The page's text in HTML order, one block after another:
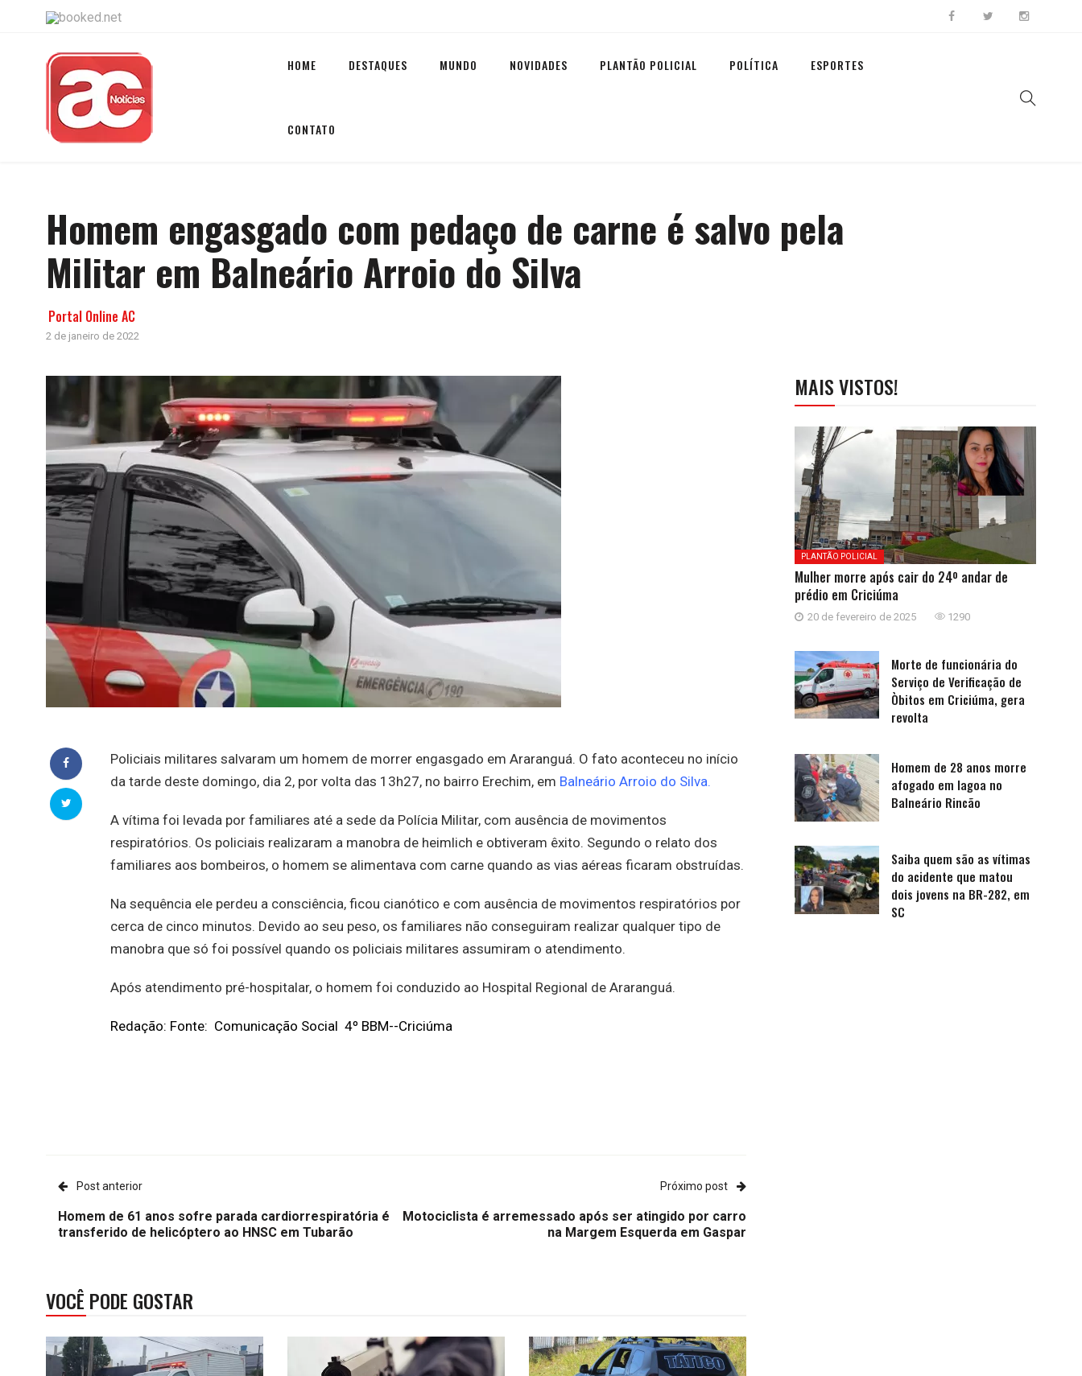
HOME DESTAQUES MUNDO NOVIDADES PLANTÃO POLICIAL POLÍTICA ESPORTES
CONTATO
Homem engasgado com pedaço de carne é salvo pela
Militar em Balneário Arroio do Silva
Portal Online AC
2 de janeiro de 2022
Policiais militares salvaram um homem de morrer engasgado em Araranguá. O fato aconteceu no início
da tarde deste domingo, dia 2, por volta das 13h27, no bairro Erechim, em Balneário Arroio do Silva.
A vítima foi levada por familiares até a sede da Polícia Militar, com ausência de movimentos
respiratórios. Os policiais realizaram a manobra de heimlich e obtiveram êxito. Segundo o relato dos
familiares aos bombeiros, o homem se alimentava com carne quando as vias aéreas ficaram obstruídas.
Na sequência ele perdeu a consciência, ficou cianótico e com ausência de movimentos respiratórios por
cerca de cinco minutos. Devido ao seu peso, os familiares não conseguiram realizar qualquer tipo de
manobra que só foi possível quando os policiais militares assumiram o atendimento.
Após atendimento pré-hospitalar, o homem foi conduzido ao Hospital Regional de Araranguá.
Redação: Fonte: Comunicação Social 4º BBM--Criciúma
Post anterior
Homem de 61 anos sofre parada cardiorrespiratória é
transferido de helicóptero ao HNSC em Tubarão
Próximo post
Motociclista é arremessado após ser atingido por carro
na Margem Esquerda em Gaspar
VOCÊ PODE GOSTAR
MAIS VISTOS!
PLANTÃO POLICIAL
Mulher morre após cair do 24º andar de
prédio em Criciúma
20 de fevereiro de 2025 1290
Morte de funcionária do
Serviço de Verificação de
Òbitos em Criciúma, gera
revolta
Homem de 28 anos morre
afogado em lagoa no
Balneário Rincão
Saiba quem são as vítimas
do acidente que matou
dois jovens na BR-282, em
SC